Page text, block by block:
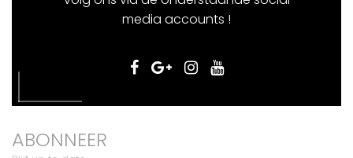
media accounts !
ABONNEER